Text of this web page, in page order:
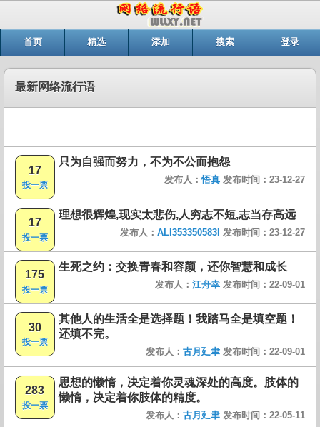
首页 精选 添加 搜索 登录
最新网络流行语
17
投一票
只为自强而努力，不为不公而抱怨
发布人：悟真 发布时间：23-12-27
17
投一票
理想很辉煌,现实太悲伤,人穷志不短,志当存高远
发布人： ALI353350583I 发布时间：23-12-27
175
投一票
生死之约：交换青春和容颜，还你智慧和成长
发布人： 江舟幸 发布时间：22-09-01
30
投一票
其他人的生活全是选择题！我踏马全是填空题！
还填不完。
发布人： 古月廴聿 发布时间：22-09-01
283
投一票
思想的懒惰，决定着你灵魂深处的高度。肢体的
懒惰，决定着你肢体的精度。
发布人： 古月廴聿 发布时间：22-05-11